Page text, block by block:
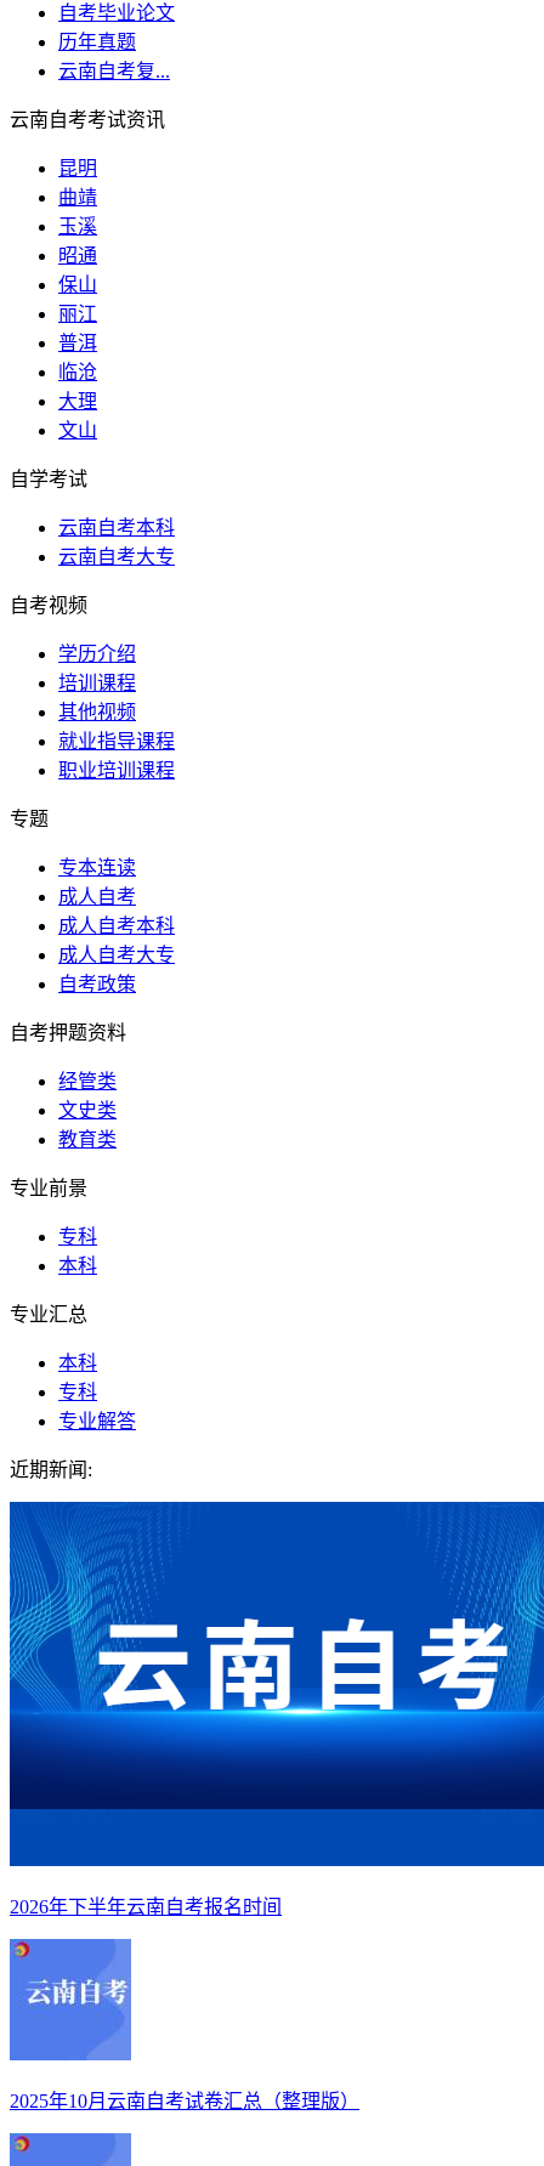
自考毕业论文
历年真题
云南自考复...
云南自考考试资讯
昆明
曲靖
玉溪
昭通
保山
丽江
普洱
临沧
大理
文山
自学考试
云南自考本科
云南自考大专
自考视频
学历介绍
培训课程
其他视频
就业指导课程
职业培训课程
专题
专本连读
成人自考
成人自考本科
成人自考大专
自考政策
自考押题资料
经管类
文史类
教育类
专业前景
专科
本科
专业汇总
本科
专科
专业解答
近期新闻:
2026年下半年云南自考报名时间
2025年10月云南自考试卷汇总（整理版）